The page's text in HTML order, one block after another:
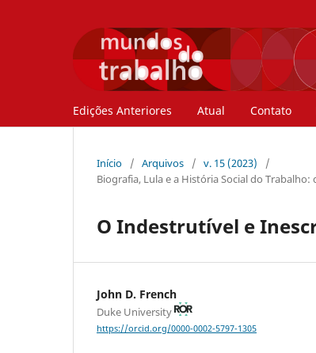
Edições Anteriores Atual Contato
Início / Arquivos / v. 15 (2023)
/
Biografia, Lula e a História Social do
O Indestrutível e
John D. French
Duke University
https://orcid.org/0000-0002-5797-1305